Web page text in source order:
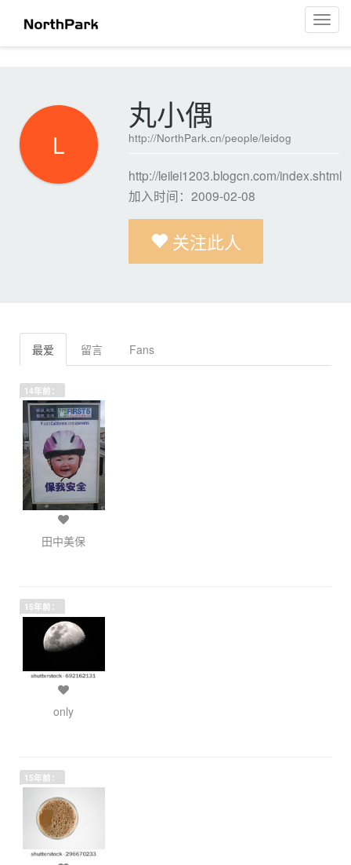
菜
单
L
丸小偶
http://NorthPark.cn/people/leidog
http://leilei1203.blogcn.com/index.shtml
加入时间：2009-02-08
关注此人
最爱 留言 Fans
14年前：
田中美保
15年前：
only
15年前：